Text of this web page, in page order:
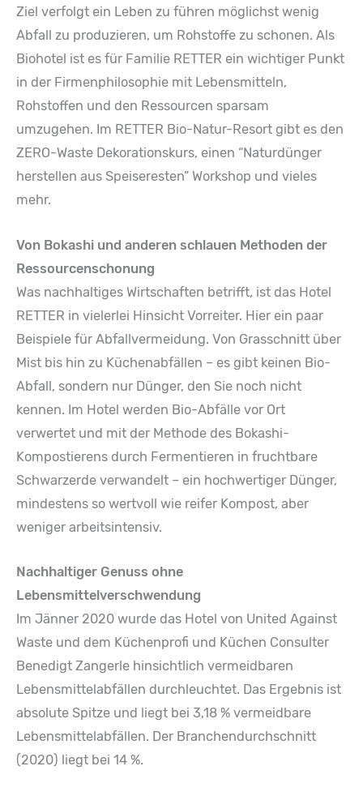
Ziel verfolgt ein Leben zu führen möglichst wenig
Abfall zu produzieren, um Rohstoffe zu schonen. Als
Biohotel ist es für Familie RETTER ein wichtiger Punkt
in der Firmenphilosophie mit Lebensmitteln,
Rohstoffen und den Ressourcen sparsam
umzugehen. Im RETTER Bio-Natur-Resort gibt es den
ZERO-Waste Dekorationskurs, einen “Naturdünger
herstellen aus Speiseresten” Workshop und vieles
mehr.
Von Bokashi und anderen schlauen Methoden der
Ressourcenschonung
Was nachhaltiges Wirtschaften betrifft, ist das Hotel
RETTER in vielerlei Hinsicht Vorreiter. Hier ein paar
Beispiele für Abfallvermeidung. Von Grasschnitt über
Mist bis hin zu Küchenabfällen – es gibt keinen Bio-
Abfall, sondern nur Dünger, den Sie noch nicht
kennen. Im Hotel werden Bio-Abfälle vor Ort
verwertet und mit der Methode des Bokashi-
Kompostierens durch Fermentieren in fruchtbare
Schwarzerde verwandelt – ein hochwertiger Dünger,
mindestens so wertvoll wie reifer Kompost, aber
weniger arbeitsintensiv.
Nachhaltiger Genuss ohne
Lebensmittelverschwendung
Im Jänner 2020 wurde das Hotel von United Against
Waste und dem Küchenprofi und Küchen Consulter
Benedigt Zangerle hinsichtlich vermeidbaren
Lebensmittelabfällen durchleuchtet. Das Ergebnis ist
absolute Spitze und liegt bei 3,18 % vermeidbare
Lebensmittelabfällen. Der Branchendurchschnitt
(2020) liegt bei 14 %.